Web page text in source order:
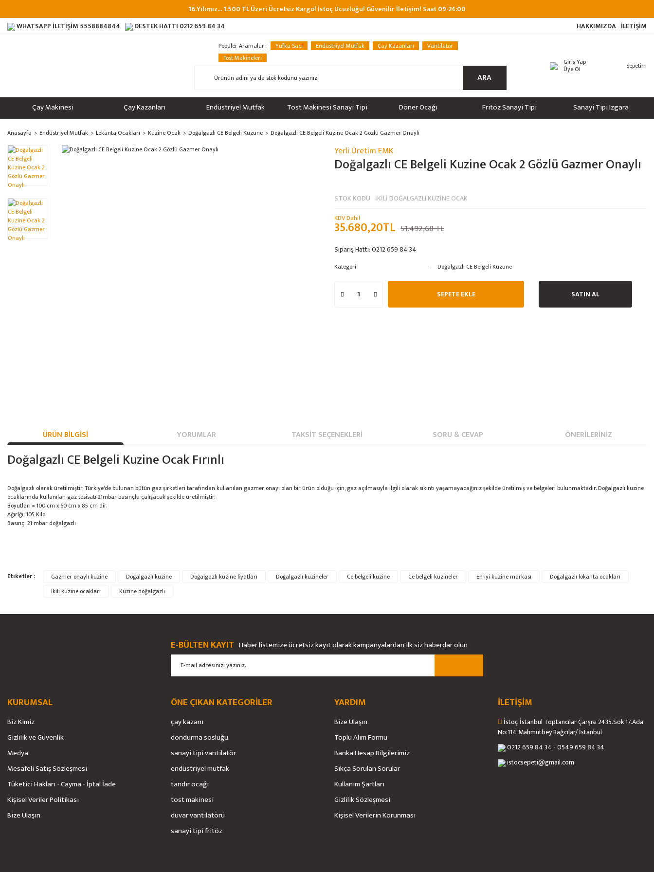
16.Yılımız... 1.500 TL Üzeri Ücretsiz Kargo! İstoç Ucuzluğu! Güvenilir İletişim! Saat 09-24:00
WHATSAPP İLETİŞİM 5558884844 DESTEK HATTI 0212 659 84 34 HAKKIMIZDA İLETİŞİM
Popüler Aramalar: Yufka Sacı Endüstriyel Mutfak Çay Kazanları
Vantilatör
Tost Makineleri
ARA
Giriş Yap
Üye Ol Sepetim
Çay Makinesi Çay Kazanları Endüstriyel Mutfak Tost Makinesi Sanayi Tipi Döner Ocağı Fritöz Sanayi Tipi Sanayi Tipi Izgara
Anasayfa Endüstriyel Mutfak Lokanta Ocakları Kuzine Ocak Doğalgazlı CE Belgeli Kuzune Doğalgazlı CE Belgeli Kuzine Ocak 2 Gözlü Gazmer Onaylı
Yerli Üretim EMK
Doğalgazlı CE Belgeli Kuzine Ocak 2 Gözlü Gazmer Onaylı
STOK KODU İKİLİ DOĞALGAZLI KUZİNE OCAK
KDV Dahil
35.680,20TL 51.492,68 TL
Sipariş Hattı:0212 659 84 34
Kategori Doğalgazlı CE Belgeli Kuzune
SEPETE EKLE SATIN AL
ÜRÜN BILGISI YORUMLAR TAKSIT SEÇENEKLERI SORU & CEVAP ÖNERILERINIZ
Doğalgazlı CE Belgeli Kuzine Ocak Fırınlı
Doğalgazlı olarak üretilmiştir, Türkiye'de bulunan bütün gaz şirketleri tarafından kullanılan gazmer onayı olan bir ürün olduğu için, gaz açılmasıyla ilgili olarak sıkıntı yaşamayacağınız şekilde üretilmiş ve belgeleri bulunmaktadır. Doğalgazlı kuzine
ocaklarında kullanılan gaz tesisatı 21mbar basınçla çalışacak şekilde üretilmiştir.
Boyutları = 100 cm x 60 cm x 85 cm dir.
Ağırlğı: 105 Kilo
Basınç: 21 mbar doğalgazlı
Bu ürünün fiyat bilgisi, resim, ürün açıklamalarında ve diğer konularda yetersiz gördüğünüz noktaları öneri formunu kullanarak tarafımıza iletebilirsiniz.
Görüş ve önerileriniz için teşekkür ederiz.
Gönder
Etiketler : Gazmer onaylı kuzine Doğalgazlı kuzine Doğalgazlı kuzine fiyatları Doğalgazlı kuzineler Ce belgeli kuzine Ce belgeli kuzineler En iyi kuzine markası
Doğalgazlı lokanta ocakları
Ikili kuzine ocakları
Kuzine doğalgazlı
E-BÜLTEN KAYIT Haber listemize ücretsiz kayıt olarak kampanyalardan ilk siz haberdar olun
KURUMSAL
Biz Kimiz
Gizlilik ve Güvenlik
Medya
Mesafeli Satış Sözleşmesi
Tüketici Hakları - Cayma - İptal İade
Kişisel Veriler Politikası
Bize Ulaşın
ÖNE ÇIKAN KATEGORİLER
çay kazanı
dondurma sosluğu
sanayi tipi vantilatör
endüstriyel mutfak
tandır ocağı
tost makinesi
duvar vantilatörü
sanayi tipi fritöz
YARDIM
Bize Ulaşın
Toplu Alım Formu
Banka Hesap Bilgilerimiz
Sıkça Sorulan Sorular
Kullanım Şartları
Gizlilik Sözleşmesi
Kişisel Verilerin Korunması
İLETİŞİM
İstoç İstanbul Toptancılar Çarşısı 2435.Sok 17.Ada
No:114 Mahmutbey Bağcılar/ İstanbul
0212 659 84 34 - 0549 659 84 34
istocsepeti@gmail.com